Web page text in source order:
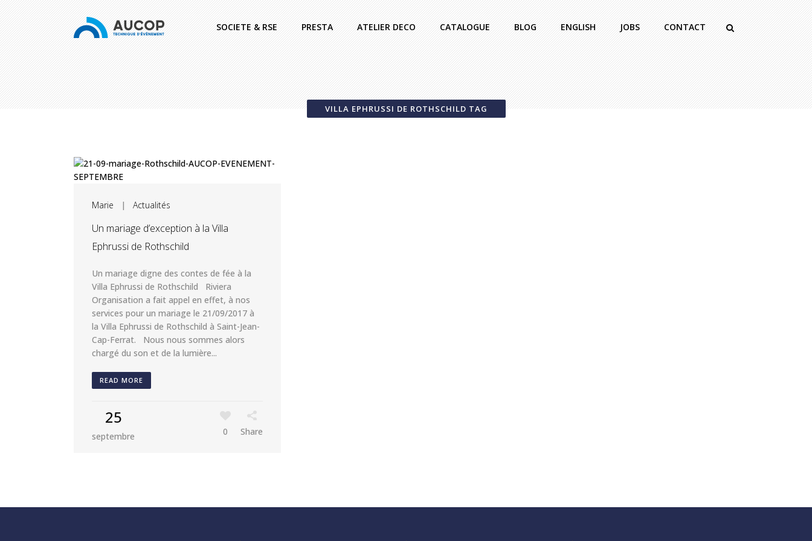
SOCIETE & RSE PRESTA ATELIER DECO CATALOGUE BLOG ENGLISH JOBS CONTACT
VILLA EPHRUSSI DE ROTHSCHILD TAG
Marie | Actualités
Un mariage d’exception à la Villa
Ephrussi de Rothschild
Un mariage digne des contes de fée à la
Villa Ephrussi de Rothschild Riviera
Organisation a fait appel en effet, à nos
services pour un mariage le 21/09/2017 à
la Villa Ephrussi de Rothschild à Saint-Jean-
Cap-Ferrat. Nous nous sommes alors
chargé du son et de la lumière...
READ MORE
25
septembre 0 Share